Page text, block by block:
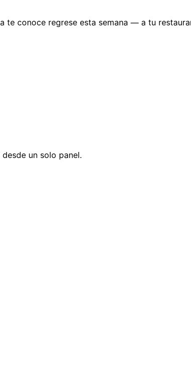
te conoce regrese esta semana — a tu
un solo panel.